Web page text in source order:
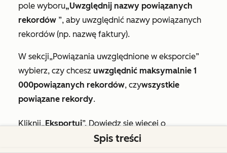
pole wyboru„Uwzględnij nazwy powiązanych
rekordów ”, aby uwzględnić nazwy powiązanych
rekordów (np. nazwę faktury).
W sekcji„Powiązania uwzględnione w eksporcie”
wybierz, czy chcesz uwzględnić maksymalnie 1
000powiązanych rekordów, czywszystkie
powiązane rekordy.
Kliknij„Eksportuj”. Dowiedz się więcej o
eksportowaniu rekordów.
Spis treści